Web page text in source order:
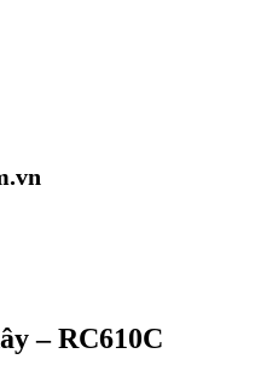
– RC610C